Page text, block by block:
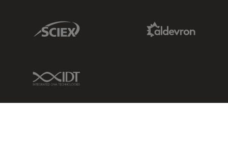
Sciex Link
IDT Link